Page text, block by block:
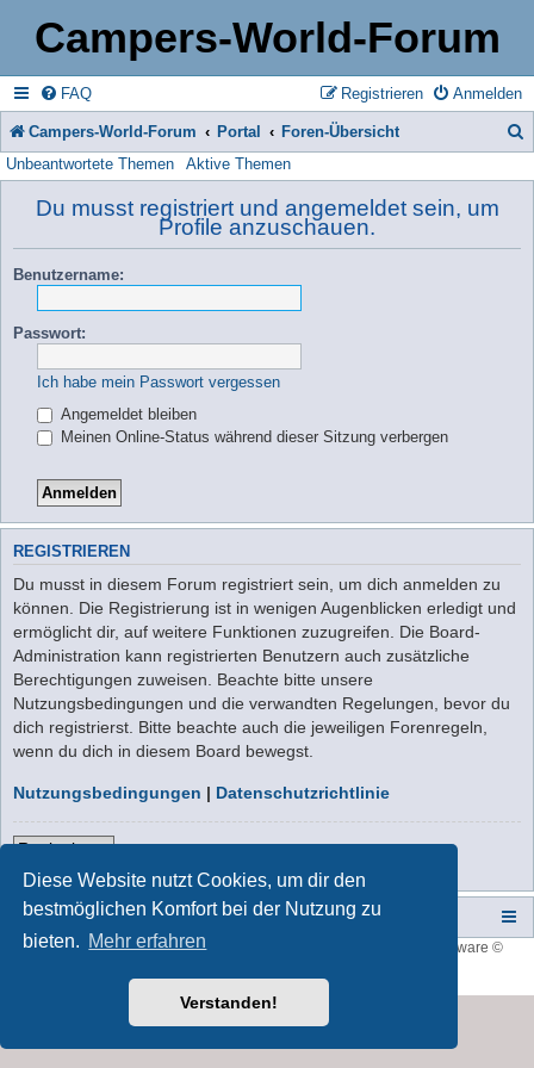
Diese Website nutzt Cookies, um dir den
bestmöglichen Komfort bei der Nutzung zu
bieten. Mehr erfahren
Verstanden!
Campers-World-Forum
FAQ Anmelden
Registrieren
Campers-World-Forum Portal Foren-Übersicht
Unbeantwortete Themen Aktive Themen
Du musst registriert und angemeldet sein, um
Profile anzuschauen.
Benutzername:
Passwort:
Ich habe mein Passwort vergessen
Angemeldet bleiben
Meinen Online-Status während dieser Sitzung verbergen
REGISTRIEREN
Du musst in diesem Forum registriert sein, um dich anmelden zu
können. Die Registrierung ist in wenigen Augenblicken erledigt und
ermöglicht dir, auf weitere Funktionen zuzugreifen. Die Board-
Administration kann registrierten Benutzern auch zusätzliche
Berechtigungen zuweisen. Beachte bitte unsere
Nutzungsbedingungen und die verwandten Regelungen, bevor du
dich registrierst. Bitte beachte auch die jeweiligen Forenregeln,
wenn du dich in diesem Board bewegst.
Nutzungsbedingungen | Datenschutzrichtlinie
Registrieren
Campers-World-Forum Portal Foren-Übersicht
Style developer byforum tricolor
® Forum Software ©
Deutsche Übersetzung durch